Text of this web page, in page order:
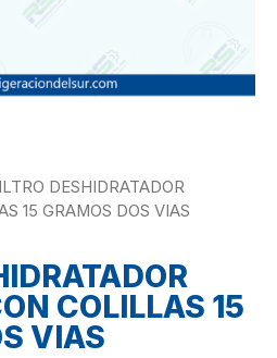
DESHIDRATADOR
15 GRAMOS DOS VIAS
COLILLAS 15
VIAS